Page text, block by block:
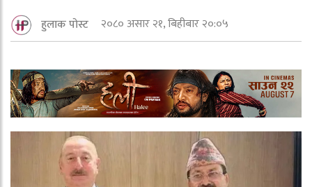
हुलाक पोस्ट २०८० असार २१, बिहीबार २०:०५